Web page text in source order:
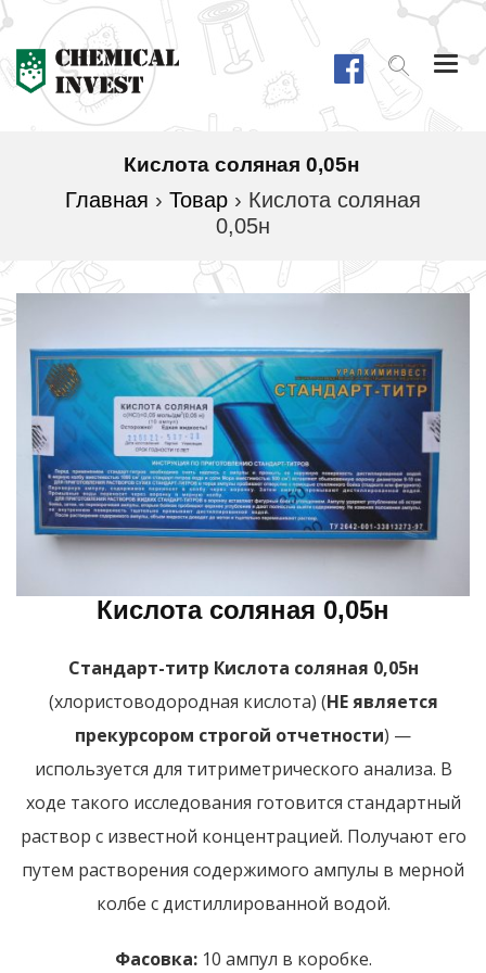
Кислота соляная 0,05н
Главная › Товар › Кислота соляная
0,05н
Кислота соляная 0,05н
Стандарт-титр Кислота соляная 0,05н
(хлористоводородная кислота) (НЕ является
прекурсором строгой отчетности) —
используется для титриметрического анализа. В
ходе такого исследования готовится стандартный
раствор с известной концентрацией. Получают его
путем растворения содержимого ампулы в мерной
колбе с дистиллированной водой.
Фасовка:10 ампул в коробке.